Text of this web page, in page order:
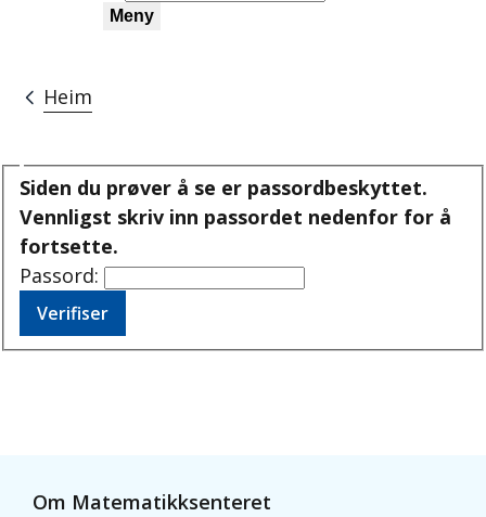
Meny
Breadcrumb
Heim
Siden du prøver å se er passordbeskyttet.
Vennligst skriv inn passordet nedenfor for å
fortsette.
Passord:
Om Matematikksenteret